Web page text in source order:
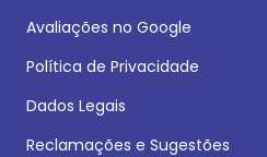
Avaliações no Google
Política de Privacidade
Dados Legais
Reclamações e Sugestões